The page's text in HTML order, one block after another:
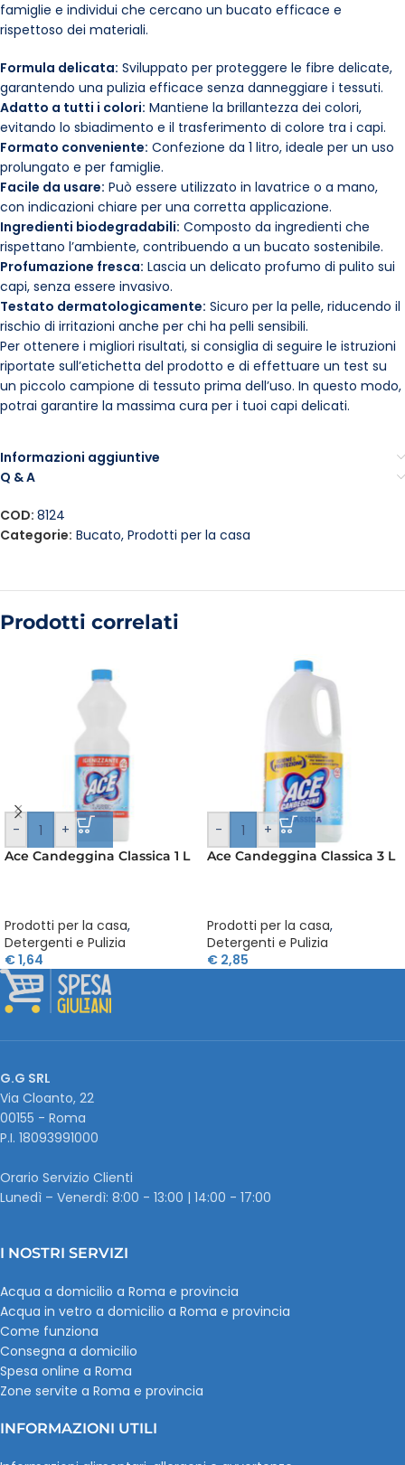
famiglie e individui che cercano un bucato efficace e
rispettoso dei materiali.
Formula delicata: Sviluppato per proteggere le fibre delicate,
garantendo una pulizia efficace senza danneggiare i tessuti.
Adatto a tutti i colori: Mantiene la brillantezza dei colori,
evitando lo sbiadimento e il trasferimento di colore tra i capi.
Formato conveniente: Confezione da 1 litro, ideale per un uso
prolungato e per famiglie.
Facile da usare: Può essere utilizzato in lavatrice o a mano,
con indicazioni chiare per una corretta applicazione.
Ingredienti biodegradabili: Composto da ingredienti che
rispettano l’ambiente, contribuendo a un bucato sostenibile.
Profumazione fresca: Lascia un delicato profumo di pulito sui
capi, senza essere invasivo.
Testato dermatologicamente: Sicuro per la pelle, riducendo il
rischio di irritazioni anche per chi ha pelli sensibili.
Per ottenere i migliori risultati, si consiglia di seguire le istruzioni
riportate sull’etichetta del prodotto e di effettuare un test su
un piccolo campione di tessuto prima dell’uso. In questo modo,
potrai garantire la massima cura per i tuoi capi delicati.
Informazioni aggiuntive
Q & A
COD: 8124
Categorie: Bucato, Prodotti per la casa
Prodotti correlati
- +
Ace Candeggina Classica 1 L
Prodotti per la casa,
Detergenti e Pulizia
€1,64
- +
Ace Candeggina Classica 3 L
Prodotti per la casa,
Detergenti e Pulizia
€ 2,85
G.G SRL
Via Cloanto, 22
00155 - Roma
P.I. ‭18093991000
Orario Servizio Clienti
Lunedì – Venerdì: 8:00 - 13:00 | 14:00 - 17:00
I NOSTRI SERVIZI
Acqua a domicilio a Roma e provincia
Acqua in vetro a domicilio a Roma e provincia
Come funziona
Consegna a domicilio
Spesa online a Roma
Zone servite a Roma e provincia
INFORMAZIONI UTILI